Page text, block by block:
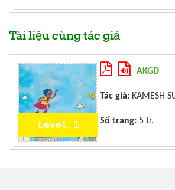
Tài liệu cùng tác giả
Level 1
AKGD
Tác giả: KAMESH
Số trang: 5 tr.